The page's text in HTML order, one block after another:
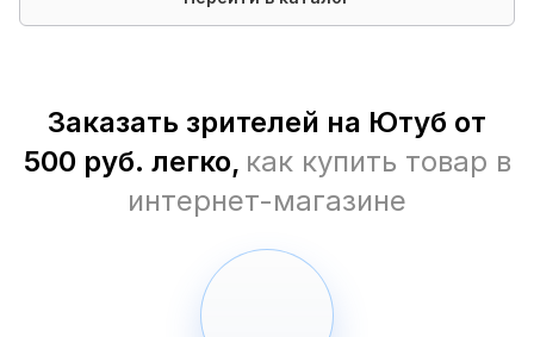
Заказать зрителей на Ютуб от
500 руб. легко, как купить товар в
интернет-магазине